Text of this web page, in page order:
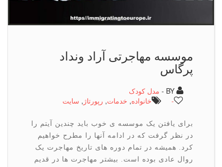
موسسه مهاجرتی آراد ونداد
پرگاس
مدل کودک
خانواده,خدمات, رپورتاژ, سایت
برای یافتن یک موسسه ی خوب باید چندین آیتم را
در نظر گرفت که در ادامه آنها را مطرح خواهیم
کرد. همیشه در تمام دوره های تاریخ مهاجرت یک
روال عادی بوده است. بیشتر مهاجرت ها در قدیم